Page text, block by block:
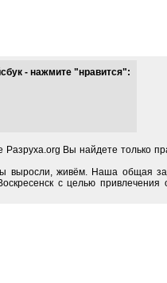
- нажмите "нравится":
Разруха.org Вы найдете только
выросли, живём. Наша общая
с целью